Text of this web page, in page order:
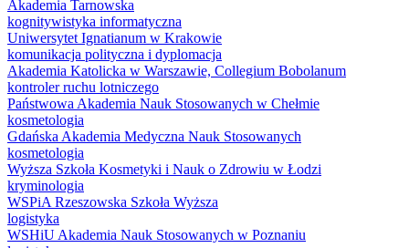
Akademia Tarnowska
kognitywistyka informatyczna
Uniwersytet Ignatianum w Krakowie
komunikacja polityczna i dyplomacja
Akademia Katolicka w Warszawie, Collegium Bobolanum
kontroler ruchu lotniczego
Państwowa Akademia Nauk Stosowanych w Chełmie
kosmetologia
Gdańska Akademia Medyczna Nauk Stosowanych
kosmetologia
Wyższa Szkoła Kosmetyki i Nauk o Zdrowiu w Łodzi
kryminologia
WSPiA Rzeszowska Szkoła Wyższa
logistyka
WSHiU Akademia Nauk Stosowanych w Poznaniu